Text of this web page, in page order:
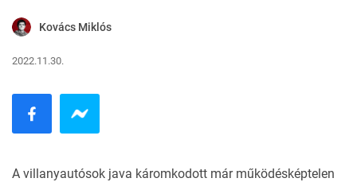
Kovács Miklós
2022.11.30.
A villanyautósok java káromkodott már működésképtelen